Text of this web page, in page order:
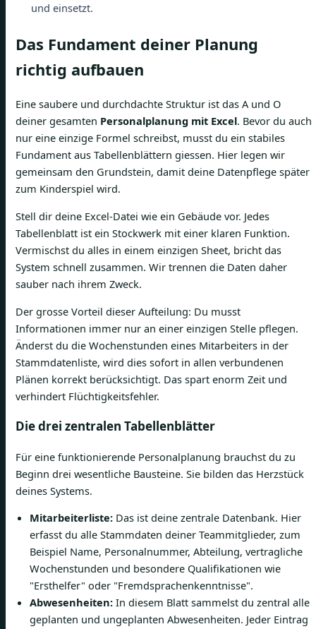
und einsetzt.
Das Fundament deiner Planung
richtig aufbauen
Eine saubere und durchdachte Struktur ist das A und O
deiner gesamten Personalplanung mit Excel. Bevor du auch
nur eine einzige Formel schreibst, musst du ein stabiles
Fundament aus Tabellenblättern giessen. Hier legen wir
gemeinsam den Grundstein, damit deine Datenpflege später
zum Kinderspiel wird.
Stell dir deine Excel-Datei wie ein Gebäude vor. Jedes
Tabellenblatt ist ein Stockwerk mit einer klaren Funktion.
Vermischst du alles in einem einzigen Sheet, bricht das
System schnell zusammen. Wir trennen die Daten daher
sauber nach ihrem Zweck.
Der grosse Vorteil dieser Aufteilung: Du musst
Informationen immer nur an einer einzigen Stelle pflegen.
Änderst du die Wochenstunden eines Mitarbeiters in der
Stammdatenliste, wird dies sofort in allen verbundenen
Plänen korrekt berücksichtigt. Das spart enorm Zeit und
verhindert Flüchtigkeitsfehler.
Die drei zentralen Tabellenblätter
Für eine funktionierende Personalplanung brauchst du zu
Beginn drei wesentliche Bausteine. Sie bilden das Herzstück
deines Systems.
Mitarbeiterliste: Das ist deine zentrale Datenbank. Hier
erfasst du alle Stammdaten deiner Teammitglieder, zum
Beispiel Name, Personalnummer, Abteilung, vertragliche
Wochenstunden und besondere Qualifikationen wie
"Ersthelfer" oder "Fremdsprachenkenntnisse".
Abwesenheiten: In diesem Blatt sammelst du zentral alle
geplanten und ungeplanten Abwesenheiten. Jeder Eintrag